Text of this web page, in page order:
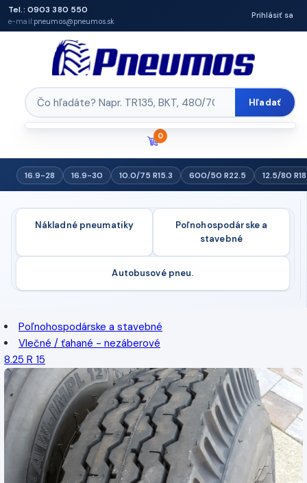
Tel.: 0903 380 550
e-mail:pneumos@pneumos.sk
Prihlásiť sa
Hľadať
0
16.9-28 16.9-30 10.0/75 R15.3 600/50 R22.5 12.5/80 R18
Nákladné pneumatiky
Poľnohospodárske a
stavebné
Autobusové pneu.
Poľnohospodárske a stavebné
Vlečné / ťahané - nezáberové
8.25 R 15